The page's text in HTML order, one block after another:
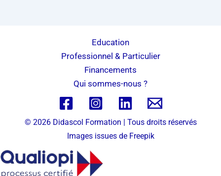
Education
Professionnel & Particulier
Financements
Qui sommes-nous ?
© 2026 Didascol Formation | Tous droits réservés
Images issues de Freepik